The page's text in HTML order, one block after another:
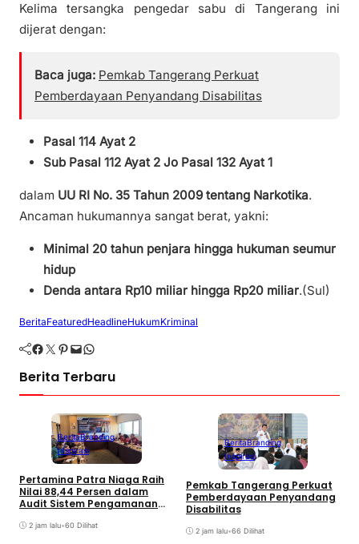
Kelima tersangka pengedar sabu di Tangerang ini
dijerat dengan:
Baca juga: Pemkab Tangerang Perkuat
Pemberdayaan Penyandang Disabilitas
Pasal 114 Ayat 2
Sub Pasal 112 Ayat 2 Jo Pasal 132 Ayat 1
dalam UU RI No. 35 Tahun 2009 tentang Narkotika.
Ancaman hukumannya sangat berat, yakni:
Minimal 20 tahun penjara hingga hukuman seumur
hidup
Denda antara Rp10 miliar hingga Rp20 miliar.(Sul)
BeritaFeaturedHeadlineHukumKriminal
Facebook Twitter Pinterest Mail WhatsApp
Berita Terbaru
BeritaBranding
Inspirasi
Pertamina Patra Niaga Raih
Nilai 88,44 Persen dalam
Audit Sistem Pengamanan
2 jam lalu•60 Dilihat
BeritaBranding
Inspirasi
Pemkab Tangerang Perkuat
Pemberdayaan Penyandang
Disabilitas
2 jam lalu•66 Dilihat